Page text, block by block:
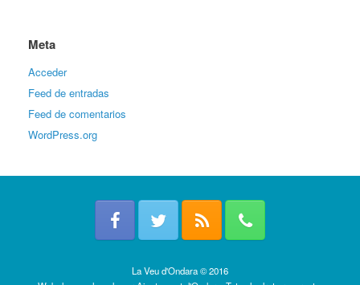
Meta
Acceder
Feed de entradas
Feed de comentarios
WordPress.org
La Veu d'Ondara © 2016